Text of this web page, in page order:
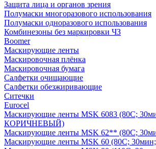
Защита лица и органов зрения
Полумаски многоразового использования
Полумаски одноразового использования
Комбинезоны без маркировки ЧЗ
Boomer
Маскирующие ленты
Маскировочная плёнка
Маскировочная бумага
Салфетки очищающие
Салфетки обезжиривающие
Ситечки
Euroсel
Маскирующие ленты MSK 6083 (80С;
КОРИЧНЕВЫЙ)
Маскирующие ленты MSK 62** (80С;
Маскирующие ленты MSK 60 (80С;